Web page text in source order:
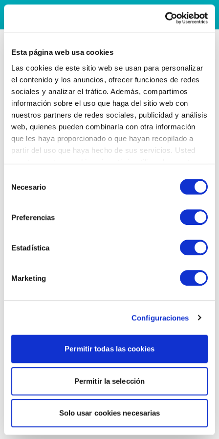
Esta página web usa cookies
Las cookies de este sitio web se usan para personalizar
el contenido y los anuncios, ofrecer funciones de redes
sociales y analizar el tráfico. Además, compartimos
información sobre el uso que haga del sitio web con
nuestros partners de redes sociales, publicidad y análisis
web, quienes pueden combinarla con otra información
que les haya proporcionado o que hayan recopilado a
partir del uso que haya hecho de sus servicios. Usted
Necesario
Preferencias
Estadística
Marketing
Configuraciones
Permitir todas las cookies
Permitir la selección
Solo usar cookies necesarias